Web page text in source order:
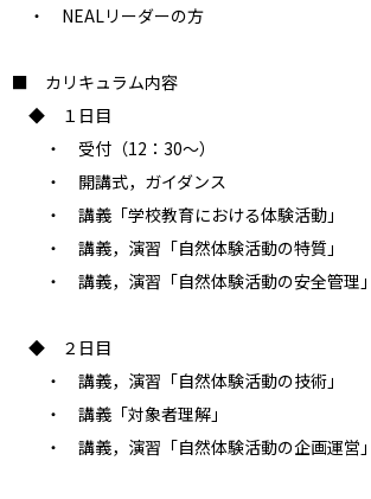
・ NEALリーダーの方
■ カリキュラム内容
◆ １日目
・ 受付（12：30～）
・ 開講式，ガイダンス
・ 講義「学校教育における体験活動」
・ 講義，演習「自然体験活動の特質」
・ 講義，演習「自然体験活動の安全管理」
◆ ２日目
・ 講義，演習「自然体験活動の技術」
・ 講義「対象者理解」
・ 講義，演習「自然体験活動の企画運営」